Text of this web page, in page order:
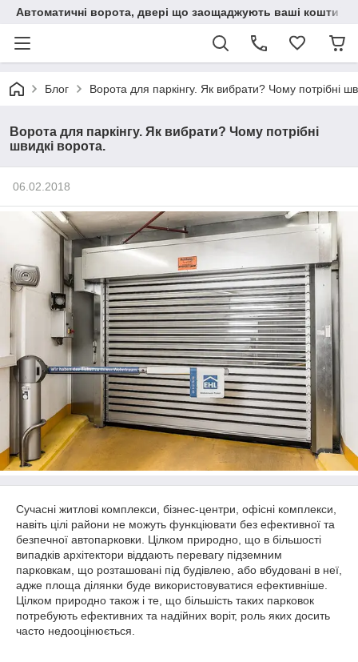
Автоматичні ворота, двері що заощаджують ваші кошти
Блог Ворота для паркінгу. Як вибрати? Чому потрібні
Ворота для паркінгу. Як вибрати? Чому потрібні
швидкі ворота.
06.02.2018
Сучасні житлові комплекси, бізнес-центри, офісні комплекси,
навіть цілі райони не можуть функціювати без ефективної та
безпечної автопарковки. Цілком природно, що в більшості
випадків архітектори віддають перевагу підземним
парковкам, що розташовані під будівлею, або вбудовані в неї,
адже площа ділянки буде використовуватися ефективніше.
Цілком природно також і те, що більшість таких парковок
потребують ефективних та надійних воріт, роль яких досить
часто недооцінюється.